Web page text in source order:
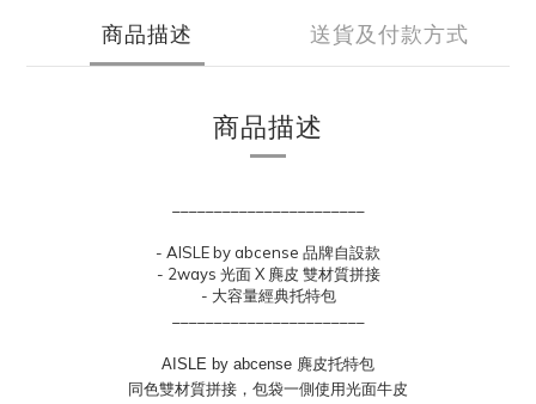
商品描述 送貨及付款方式
商品描述
- AISLE by abcense 品牌自設款
- 2ways 光面 X 麂皮 雙材質拼接
- 大容量經典托特包
AISLE by abcense 麂皮托特包
同色雙材質拼接，包袋一側使用光面牛皮